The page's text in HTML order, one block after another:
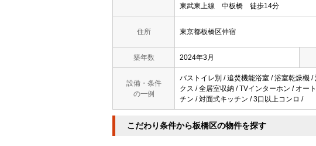
東武東上線 中板橋 徒歩14分
住所 東京都板橋区仲宿
築年数 2024年3月
設備・条件
の一例
バストイレ別 / 追焚機能浴室 / 浴室乾燥機
クス / 全居室収納 / TVインターホン / オー
チン / 対面式キッチン / 3口以上コンロ /
こだわり条件から板橋区の物件を探す